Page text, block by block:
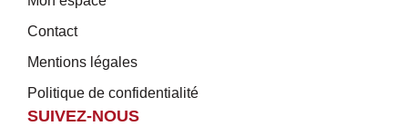
Contact
Mentions légales
Politique de confidentialité
SUIVEZ-NOUS